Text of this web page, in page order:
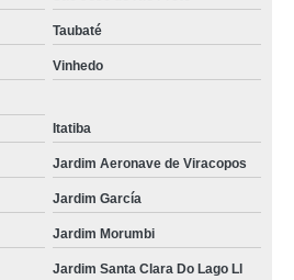
Taubaté
Vinhedo
Itatiba
Jardim Aeronave de Viracopos
Jardim García
Jardim Morumbi
Jardim Santa Clara Do Lago Ll